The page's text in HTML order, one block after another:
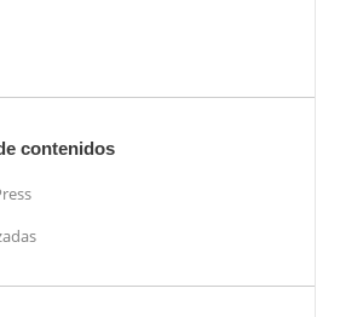
contenidos